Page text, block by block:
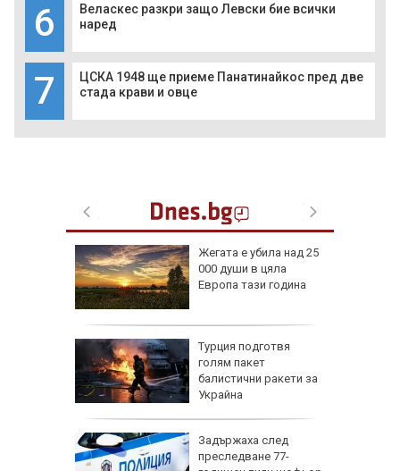
6
Веласкес разкри защо Левски бие всички
наред
7
ЦСКА 1948 ще приеме Панатинайкос пред две
стада крави и овце
Жегата е убила над 25
000 души в цяла
Европа тази година
Турция подготвя
голям пакет
балистични ракети за
Украйна
Задържаха след
преследване 77-